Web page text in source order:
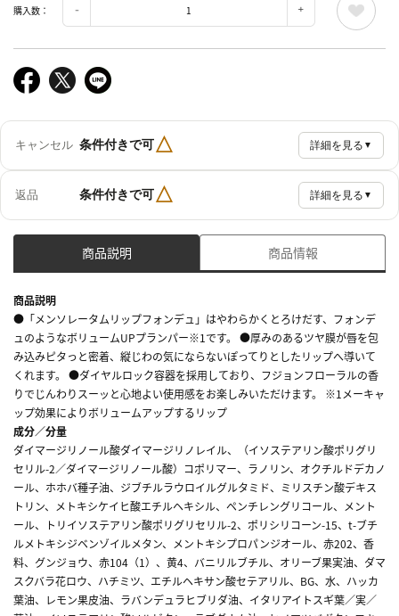
購入数：
キャンセル 条件付きで可△ 詳細を見る ▼
返品 条件付きで可△ 詳細を見る ▼
商品説明 商品情報
商品説明
●「メンソレータムリップフォンデュ」はやわらかくとろけだす、フォンデ
ュのようなボリュームUPプランパー※1です。 ●厚みのあるツヤ膜が唇を包
み込みピタっと密着、縦じわの気にならないぽってりとしたリップへ導いて
くれます。 ●ダイヤルロック容器を採用しており、フジョンフローラルの香
りでじんわりスーッと心地よい使用感をお楽しみいただけます。 ※1メーキャ
ップ効果によりボリュームアップするリップ
成分／分量
ダイマージリノール酸ダイマージリノレイル、（イソステアリン酸ポリグリ
セリル-2／ダイマージリノール酸）コポリマー、ラノリン、オクチルドデカノ
ール、ホホバ種子油、ジブチルラウロイルグルタミド、ミリスチン酸デキス
トリン、メトキシケイヒ酸エチルヘキシル、ペンチレングリコール、メント
ール、トリイソステアリン酸ポリグリセリル-2、ポリシリコーン-15、t-ブチ
ルメトキシジベンゾイルメタン、メントキシプロパンジオール、赤202、香
料、グンジョウ、赤104（1）、黄4、バニリルブチル、オリーブ果実油、ダマ
スクバラ花ロウ、ハチミツ、エチルヘキサン酸セテアリル、BG、水、ハッカ
葉油、レモン果皮油、ラバンデュラヒブリダ油、イタリアイトスギ葉／実／